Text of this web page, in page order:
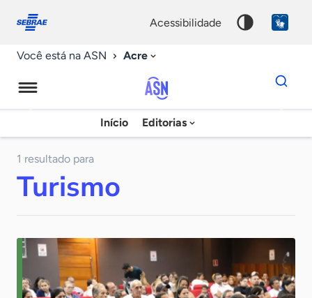
conosco
acessibilidade
Você está na ASN Acre
Agência
Sebrae
Início Editorias
Dados
para
chave
1 resultado para
Turismo